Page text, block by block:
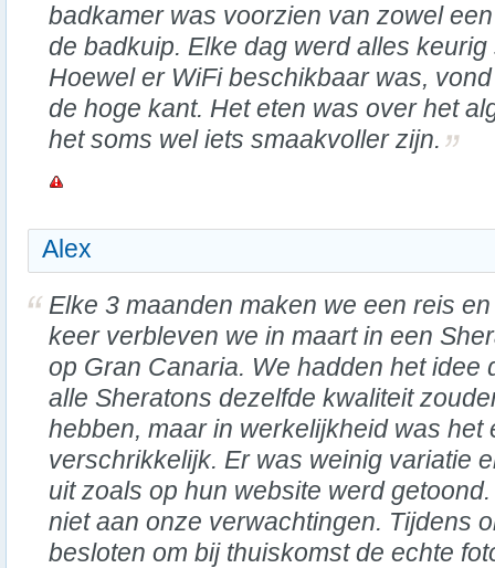
badkamer was voorzien van zowel
de badkuip. Elke dag werd alles
Hoewel er WiFi beschikbaar was,
de hoge kant. Het eten was over het
het soms wel iets smaakvoller zijn.
Alex
Elke 3 maanden maken we een reis
keer verbleven we in maart in een
op Gran Canaria. We hadden het idee
alle Sheratons dezelfde kwaliteit
hebben, maar in werkelijkheid was het
verschrikkelijk. Er was weinig variatie
uit zoals op hun website werd
niet aan onze verwachtingen. Tijdens
besloten om bij thuiskomst de echte